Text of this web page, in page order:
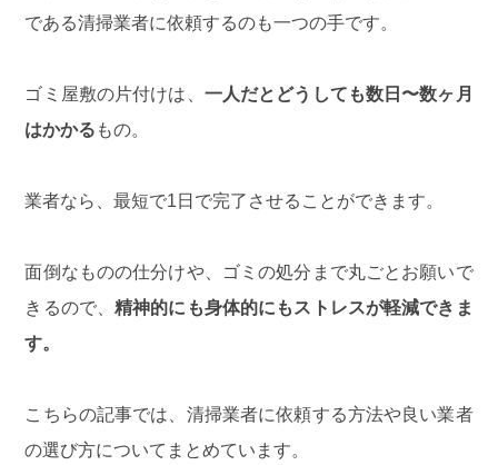
である清掃業者に依頼するのも一つの手です。
ゴミ屋敷の片付けは、 一人だとどうしても数日〜数ヶ月
はかかる もの。
業者なら、最短で1日で完了させることができます。
面倒なものの仕分けや、ゴミの処分まで丸ごとお願いで
きるので、精神的にも身体的にもストレスが軽減できま
す。
こちらの記事では、清掃業者に依頼する方法や良い業者
の選び方についてまとめています。